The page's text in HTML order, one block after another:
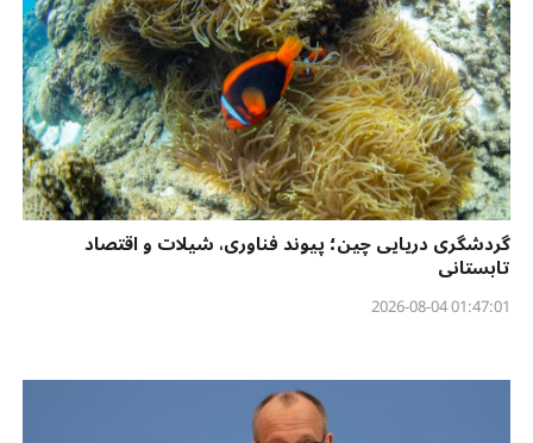
گردشگری دریایی چین؛ پیوند فناوری، شیلات و اقتصاد
تابستانی
01:47:01 2026-08-04